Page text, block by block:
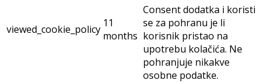
viewed_cookie_policy 11
months
Consent dodatka i koristi
se za pohranu je li
korisnik pristao na
upotrebu kolačića. Ne
pohranjuje nikakve
osobne podatke.